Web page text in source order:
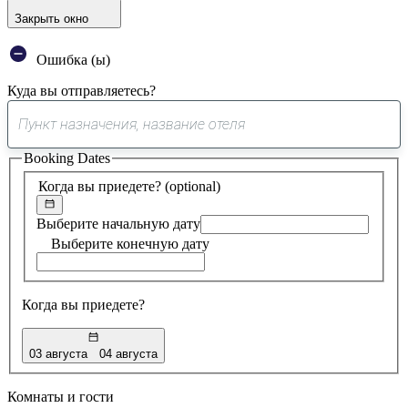
Закрыть окно
Ошибка (ы)
Куда вы отправляетесь?
0
предложение
найдено
Когда вы приедете? (optional)
Выберите начальную дату
Выберите конечную дату
Когда вы приедете?
03 августа 04 августа
Booking Dates
Комнаты и гости